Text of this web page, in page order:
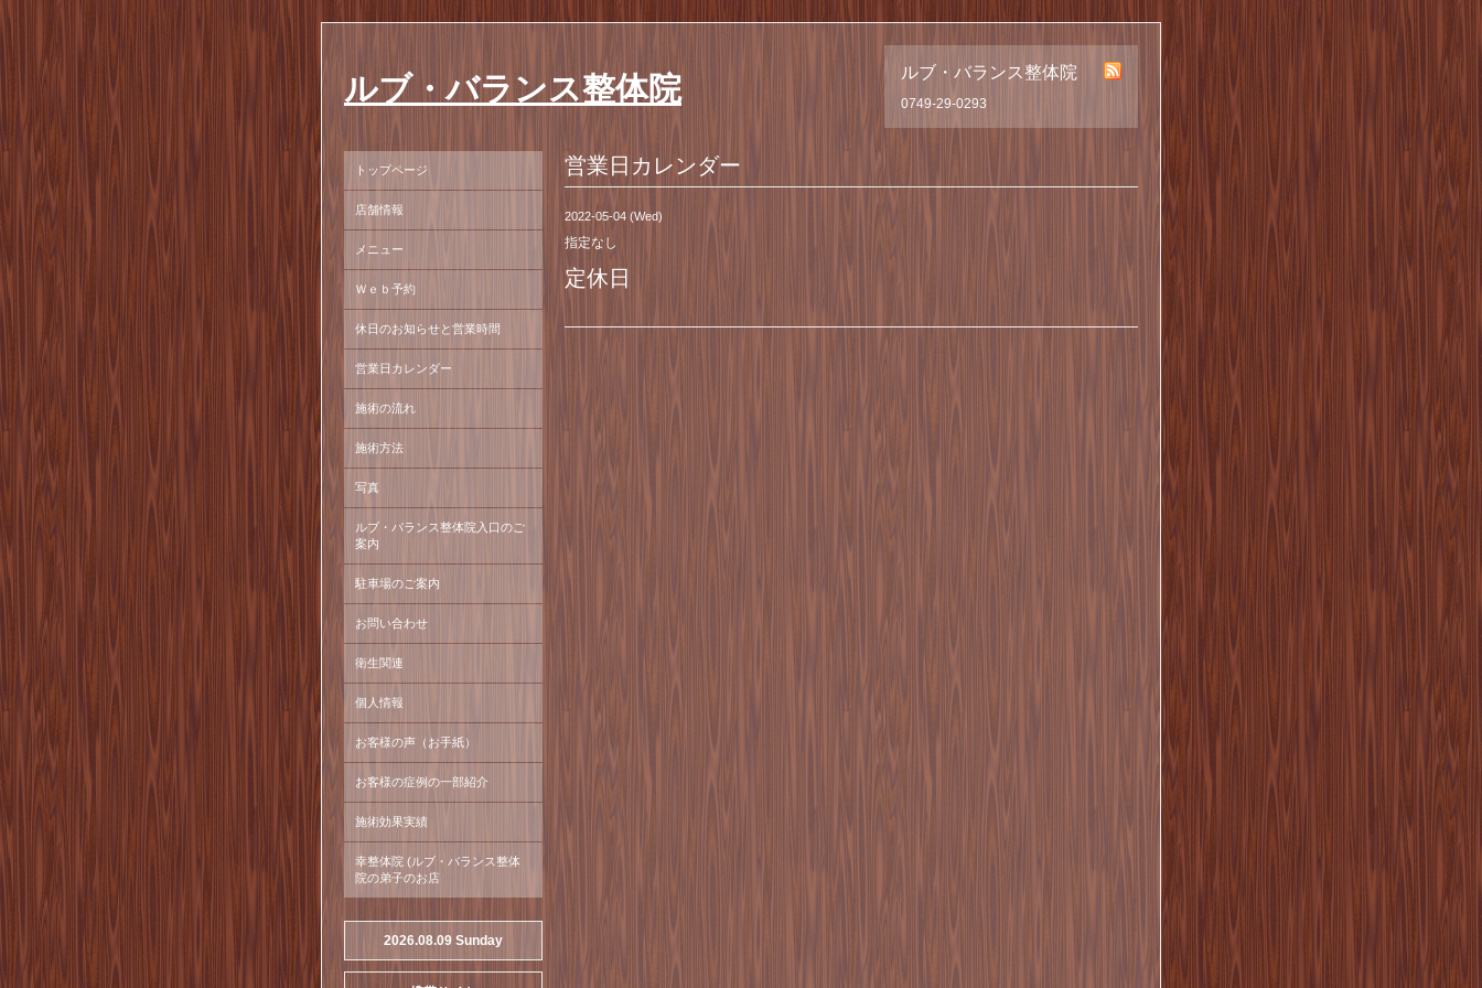
ルブ・バランス整体院
0749-29-0293
ルブ・バランス整体院
営業日カレンダー
2022-05-04 (Wed)
指定なし
定休日
トップページ
店舗情報
メニュー
Ｗｅｂ予約
休日のお知らせと営業時間
営業日カレンダー
施術の流れ
施術方法
写真
ルブ・バランス整体院入口のご
案内
駐車場のご案内
お問い合わせ
衛生関連
個人情報
お客様の声（お手紙）
お客様の症例の一部紹介
施術効果実績
幸整体院 (ルブ・バランス整体
院の弟子のお店
2026.08.09 Sunday